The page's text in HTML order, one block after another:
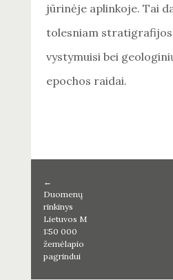
jūrinėje aplinkoje. Tai
tolesniam stratigrafijos
vystymuisi bei
epochos raidai.
←
Duomenų
rinkinys
Lietuvos M
1:50 000
žemėlapio
pagrindui